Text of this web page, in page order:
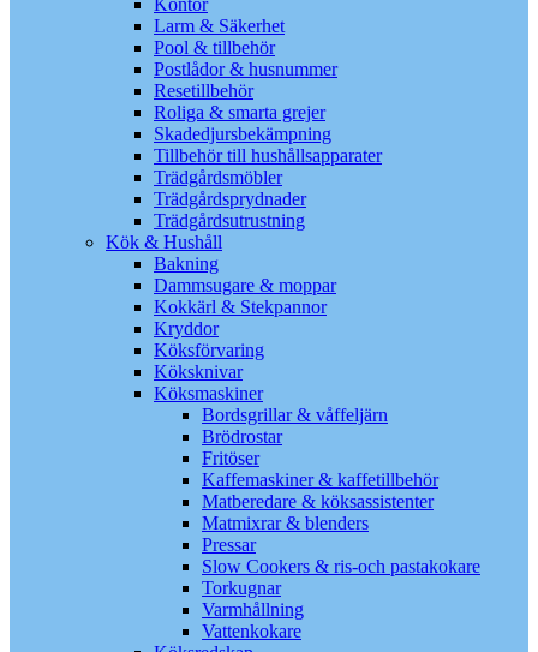
Kontor
Larm & Säkerhet
Pool & tillbehör
Postlådor & husnummer
Resetillbehör
Roliga & smarta grejer
Skadedjursbekämpning
Tillbehör till hushållsapparater
Trädgårdsmöbler
Trädgårdsprydnader
Trädgårdsutrustning
Kök & Hushåll
Bakning
Dammsugare & moppar
Kokkärl & Stekpannor
Kryddor
Köksförvaring
Köksknivar
Köksmaskiner
Bordsgrillar & våffeljärn
Brödrostar
Fritöser
Kaffemaskiner & kaffetillbehör
Matberedare & köksassistenter
Matmixrar & blenders
Pressar
Slow Cookers & ris-och pastakokare
Torkugnar
Varmhållning
Vattenkokare